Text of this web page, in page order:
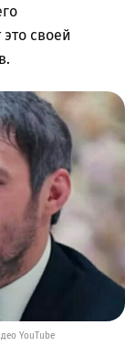
своей
YouTube